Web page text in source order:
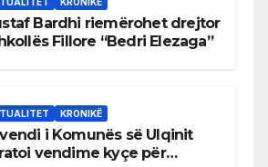
Bardhi riemërohet drejtor
Fillore “Bedri Elezaga”
KRONIKË
i Komunës së Ulqinit
vendime kyçe për